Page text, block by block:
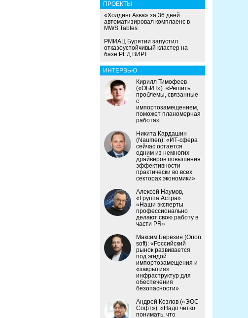
ПРОЕКТЫ
«Холдинг Аква» за 36 дней
автоматизировал комплаенс в
MWS Tables
РМИАЦ Бурятии запустил
отказоустойчивый кластер на
базе РЕД ВИРТ
ИНТЕРВЬЮ
Кирилл Тимофеев
(«ОБИТ»): «Решить
проблемы, связанные
с
импортозамещением,
поможет планомерная
работа»
Никита Кардашин
(Naumen): «ИТ-сфера
сейчас остается
одним из немногих
драйверов повышения
эффективности
практически во всех
секторах экономики»
Алексей Наумов,
«Группа Астра»:
«Наши эксперты
профессионально
делают свою работу в
части PR»
Максим Березин (Orion
soft): «Российский
рынок развивается
под эгидой
импортозамещения и
«закрытия»
инфраструктур для
обеспечения
безопасности»
Андрей Козлов («ЭОС
Софт»): «Надо четко
понимать, что